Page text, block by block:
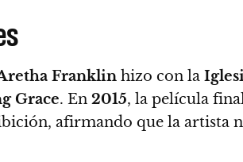
Franklin hizo con la
Grace. En 2015, la película
afirmando que la artista